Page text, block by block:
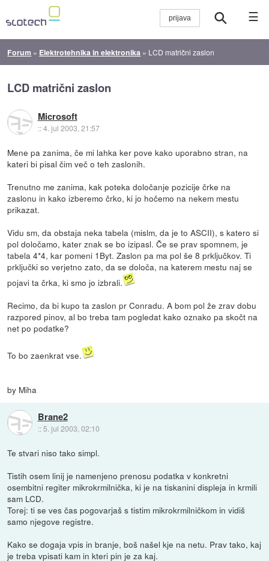
☰
Forum » Elektrotehnika in elektronika » LCD matrični zaslon
LCD matrični zaslon
Microsoft
::4. jul 2003, 21:57
Mene pa zanima, če mi lahka ker pove kako uporabno stran, na
kateri bi pisal čim več o teh zaslonih.
Trenutno me zanima, kak poteka določanje pozicije črke na
zaslonu in kako izberemo črko, ki jo hočemo na nekem mestu
prikazat.
Vidu sm, da obstaja neka tabela (mislm, da je to ASCII), s katero si
pol določamo, kater znak se bo izipasl. Če se prav spomnem, je
tabela 4*4, kar pomeni 1Byt. Zaslon pa ma pol še 8 prključkov. Ti
prključki so verjetno zato, da se določa, na katerem mestu naj se
pojavi ta črka, ki smo jo izbrali.
Recimo, da bi kupo ta zaslon pr Conradu. A bom pol že zrav dobu
razpored pinov, al bo treba tam pogledat kako oznako pa skočt na
net po podatke?
To bo zaenkrat vse.
by Miha
Brane2
:: 5. jul 2003, 02:10
Te stvari niso tako simpl.
Tistih osem linij je namenjeno prenosu podatka v konkretni
osembitni regiter mikrokrmilnička, ki je na tiskanini displeja in krmili
sam LCD.
Torej: ti se ves čas pogovarjaš s tistim mikrokrmilničkom in vidiš
samo njegove registre.
Kako se dogaja vpis in branje, boš našel kje na netu. Prav tako, kaj
je treba vpisati kam in kteri pin je za kaj.